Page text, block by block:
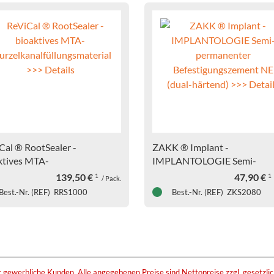
® RootSealer -
MTA-
>>>
139,50€ 1 / Pack.
Best.-Nr. (REF) RRS1000
ZAKK ® Implant -
IMPLANTOLOGIE Semi-
Befestigungszement NE (dual-
härtend) >>> Details
47,90€ 1
Best.-Nr. (REF) ZKS2080
gewerbliche Kunden. Alle angegebenen Preise sind Nettopreise zzgl.